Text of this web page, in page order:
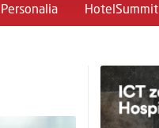
Personalia HotelSummit